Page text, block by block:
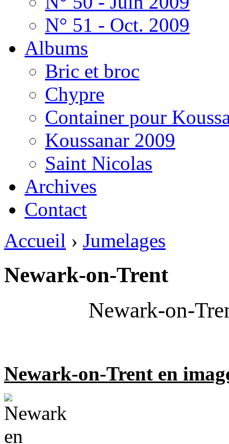
N° 51 - Oct. 2009
Albums
Bric et broc
Chypre
Container pour
Koussanar 2009
Saint Nicolas
Archives
Contact
Accueil › Jumelages
Newark-on-Trent
Newark-on-
Newark-on-Trent en